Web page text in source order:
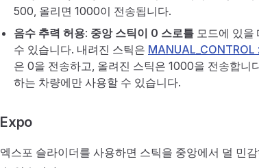
500, 올리면 1000이 전송됩니다.
음수 추력 허용: 중앙 스틱이 0 스로틀 모드에 있
수 있습니다. 내려진 스틱은 MANUAL_CONTROL
은 0을 전송하고, 올려진 스틱은 1000을 전송합니
하는 차량에만 사용할 수 있습니다.
Expo
엑스포 슬라이더를 사용하면 스틱을 중앙에서 덜 민